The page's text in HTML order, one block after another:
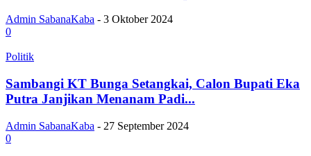
Admin SabanaKaba - 3 Oktober 2024
0
Politik
Sambangi KT Bunga Setangkai, Calon Bupati Eka
Putra Janjikan Menanam Padi...
Admin SabanaKaba - 27 September 2024
0